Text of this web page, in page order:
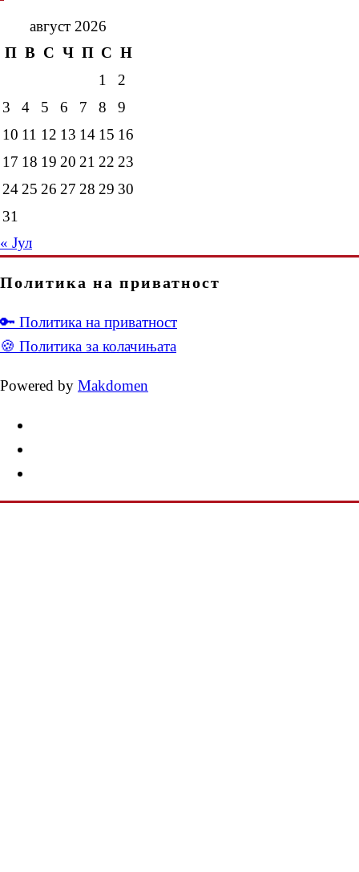
август 2026
П В С Ч П С Н
1
2
3
4 5 6 7 8
9
10 11 12 13 14 15 16
17 18 19 20 21 22 23
24 25 26 27 28 29 30
31
« Јул
Политика на приватност
🔑 Политика на приватност
🍪 Политика за колачињата
Powered by Makdomen